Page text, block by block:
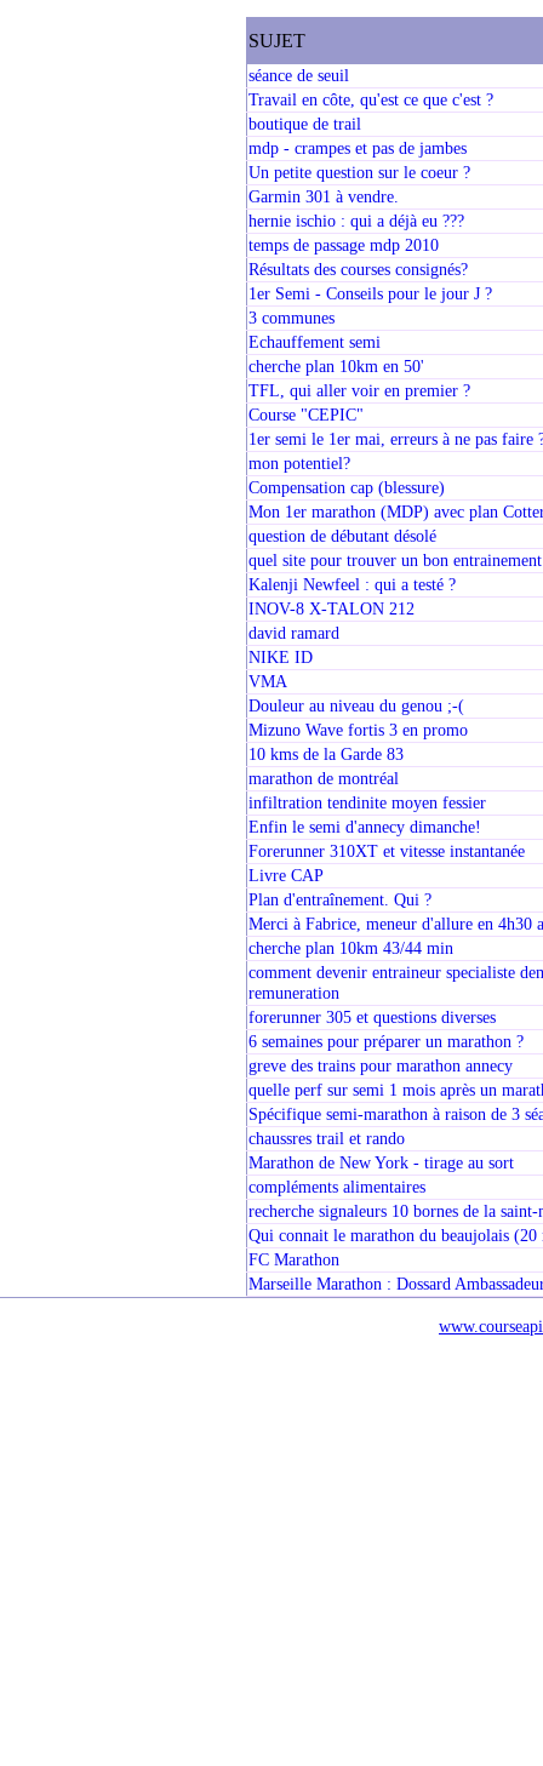
SUJET
séance de seuil
Travail en côte, qu'est ce que c'est ?
boutique de trail
mdp - crampes et pas de jambes
Un petite question sur le coeur ?
Garmin 301 à vendre.
hernie ischio : qui a déjà eu ???
temps de passage mdp 2010
Résultats des courses consignés?
1er Semi - Conseils pour le jour J ?
3 communes
Echauffement semi
cherche plan 10km en 50'
TFL, qui aller voir en premier ?
Course "CEPIC"
1er semi le 1er mai, erreurs à ne pas faire
mon potentiel?
Compensation cap (blessure)
Mon 1er marathon (MDP) avec plan
question de débutant désolé
quel site pour trouver un bon
Kalenji Newfeel : qui a testé ?
INOV-8 X-TALON 212
david ramard
NIKE ID
VMA
Douleur au niveau du genou ;-(
Mizuno Wave fortis 3 en promo
10 kms de la Garde 83
marathon de montréal
infiltration tendinite moyen fessier
Enfin le semi d'annecy dimanche!
Forerunner 310XT et vitesse instantanée
Livre CAP
Plan d'entraînement. Qui ?
Merci à Fabrice, meneur d'allure en 4h30
cherche plan 10km 43/44 min
comment devenir entraineur specialiste
remuneration
forerunner 305 et questions diverses
6 semaines pour préparer un marathon ?
greve des trains pour marathon annecy
quelle perf sur semi 1 mois après un
Spécifique semi-marathon à raison de 3
chaussres trail et rando
Marathon de New York - tirage au sort
compléments alimentaires
recherche signaleurs 10 bornes de la saint-
Qui connait le marathon du beaujolais (20
FC Marathon
Marseille Marathon : Dossard